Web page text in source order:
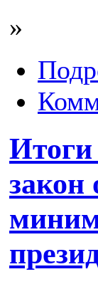
»
Итоги
закон